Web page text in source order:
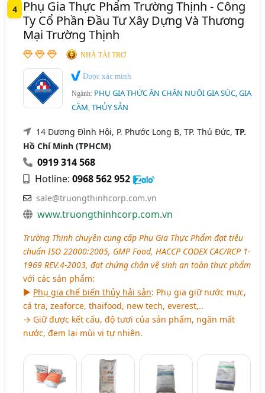
4
Phụ Gia Thực Phẩm Trường Thịnh - Công
Ty Cổ Phần Đầu Tư Xây Dựng Và Thương
Mại Trường Thịnh
NHÀ TÀI TRỢ
Được xác minh
Ngành: PHỤ GIA THỨC ĂN CHĂN NUÔI GIA SÚC, GIA
CẦM, THỦY SẢN
14 Dương Đình Hội, P. Phước Long B, TP. Thủ Đức,TP.
Hồ Chí Minh (TPHCM)
0919 314 568
Hotline:0968 562 952
sale@truongthinhcorp.com.vn
www.truongthinhcorp.com.vn
Trường Thịnh chuyên cung cấp Phụ Gia Thực Phẩm đạt tiêu
chuẩn ISO 22000:2005, GMP Food, HACCP CODEX CAC/RCP 1-
1969 REV.4-2003, đạt chứng chận vệ sinh an toàn thực phẩm
với các sản phẩm:
► Phụ gia chế biến thủy hải sản: Phụ gia giữ nước mực,
cá tra, zeaforce, thaifood, new tech, everest,..
→ Giữ được kết cấu, độ tươi của sản phẩm, ngăn mất
nước, đem lại mùi vị tự nhiên.